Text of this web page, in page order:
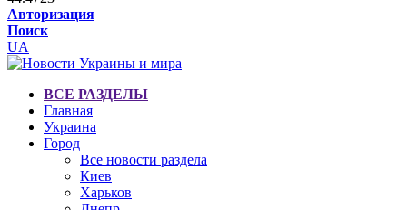
Авторизация
Поиск
UA
ВСЕ РАЗДЕЛЫ
Главная
Украина
Город
Все новости раздела
Киев
Харьков